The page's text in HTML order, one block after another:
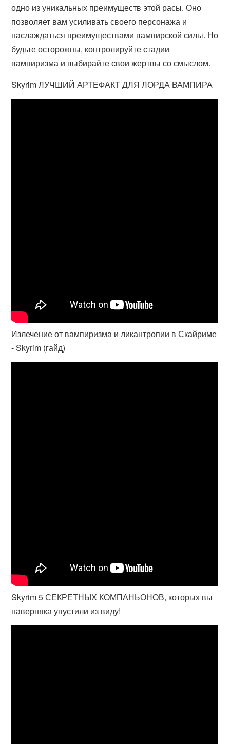
одно из уникальных преимуществ этой расы. Оно
позволяет вам усиливать своего персонажа и
наслаждаться преимуществами вампирской силы. Но
будьте осторожны, контролируйте стадии
вампиризма и выбирайте свои жертвы со смыслом.
Skyrim ЛУЧШИЙ АРТЕФАКТ ДЛЯ ЛОРДА ВАМПИРА
Излечение от вампиризма и ликантропии в Скайриме
- Skyrim (гайд)
Skyrim 5 СЕКРЕТНЫХ КОМПАНЬОНОВ, которых вы
наверняка упустили из виду!